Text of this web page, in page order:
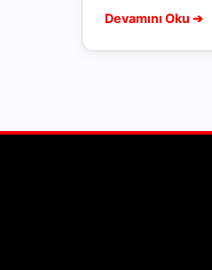
Devamını Oku ➔